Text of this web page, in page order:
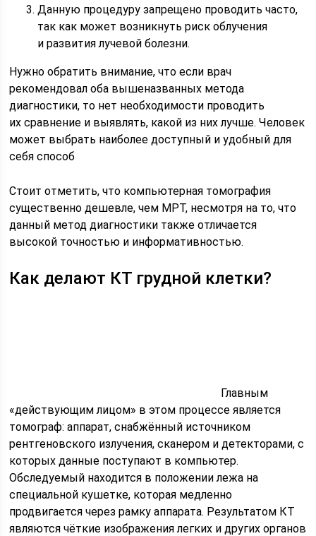
Данную процедуру запрещено проводить часто,
так как может возникнуть риск облучения
и развития лучевой болезни.
Нужно обратить внимание, что если врач
рекомендовал оба вышеназванных метода
диагностики, то нет необходимости проводить
их сравнение и выявлять, какой из них лучше. Человек
может выбрать наиболее доступный и удобный для
себя способ
Стоит отметить, что компьютерная томография
существенно дешевле, чем МРТ, несмотря на то, что
данный метод диагностики также отличается
высокой точностью и информативностью.
Как делают КТ грудной клетки?
Главным
«действующим лицом» в этом процессе является
томограф: аппарат, снабжённый источником
рентгеновского излучения, сканером и детекторами, с
которых данные поступают в компьютер.
Обследуемый находится в положении лежа на
специальной кушетке, которая медленно
продвигается через рамку аппарата. Результатом КТ
являются чёткие изображения легких и других органов